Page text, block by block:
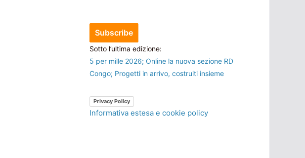
Sotto l’ultima edizione:
5 per mille 2026; Online la nuova sezione RD
Congo; Progetti in arrivo, costruiti insieme
Privacy Policy
Informativa estesa e cookie policy